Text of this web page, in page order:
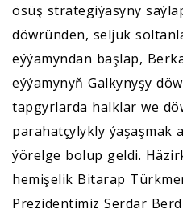
ösüş strategiýasyny
döwründen, seljuk
eýýamyndan başlap,
eýýamynyň Galkynyşy
tapgyrlarda halklar we
parahatçylykly ýaşaşmak
ýörelge bolup geldi.
hemişelik Bitarap
Prezidentimiz Serdar